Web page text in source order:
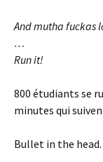
And mutha fuckas
…
Run it!
800 étudiants se
minutes qui
Bullet in the head.